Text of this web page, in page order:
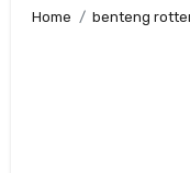
Home benteng